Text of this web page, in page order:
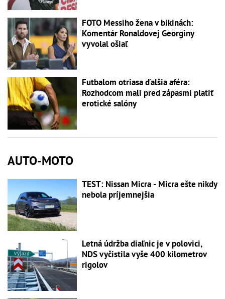
FOTO Messiho žena v bikinách:
Komentár Ronaldovej Georginy
vyvolal ošiaľ
Futbalom otriasa ďalšia aféra:
Rozhodcom mali pred zápasmi platiť
erotické salóny
AUTO-MOTO
TEST: Nissan Micra - Micra ešte nikdy
nebola príjemnejšia
Letná údržba diaľnic je v polovici,
NDS vyčistila vyše 400 kilometrov
rigolov